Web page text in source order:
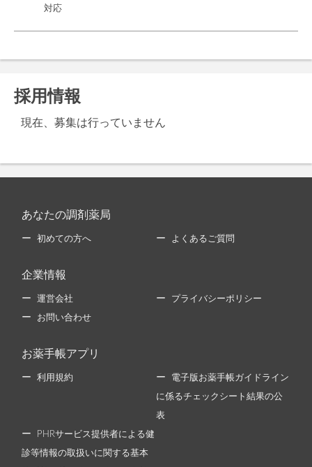
対応
採用情報
現在、募集は行っていません
あなたの調剤薬局
初めての方へ よくあるご質問
企業情報
運営会社 プライバシーポリシー
お問い合わせ
お薬手帳アプリ
利用規約 電子版お薬手帳ガイドライン
に係るチェックシート結果の公
表
PHRサービス提供者による健
診等情報の取扱いに関する基本